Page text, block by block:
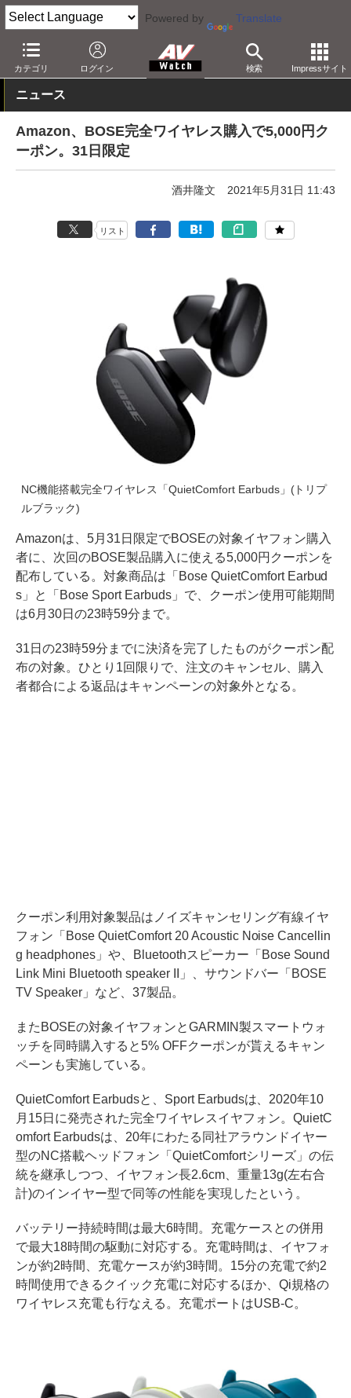
Powered by Translate
カテゴリ ログイン 検索 Impressサイト
AV Watch 動向 ショップ セール
ニュース
Amazon、BOSE完全ワイヤレス購入で5,000円ク
ーポン。31日限定
酒井隆文 2021年5月31日 11:43
リスト
NC機能搭載完全ワイヤレス「QuietComfort Earbuds」(トリプ
ルブラック)
Amazonは、5月31日限定でBOSEの対象イヤフォン購入
者に、次回のBOSE製品購入に使える5,000円クーポンを
配布している。対象商品は「Bose QuietComfort Earbud
s」と「Bose Sport Earbuds」で、クーポン使用可能期間
は6月30日の23時59分まで。
31日の23時59分までに決済を完了したものがクーポン配
布の対象。ひとり1回限りで、注文のキャンセル、購入
者都合による返品はキャンペーンの対象外となる。
クーポン利用対象製品はノイズキャンセリング有線イヤ
フォン「Bose QuietComfort 20 Acoustic Noise Cancellin
g headphones」や、Bluetoothスピーカー「Bose Sound
Link Mini Bluetooth speaker II」、サウンドバー「BOSE
TV Speaker」など、37製品。
またBOSEの対象イヤフォンとGARMIN製スマートウォ
ッチを同時購入すると5% OFFクーポンが貰えるキャン
ペーンも実施している。
QuietComfort Earbudsと、Sport Earbudsは、2020年10
月15日に発売された完全ワイヤレスイヤフォン。QuietC
omfort Earbudsは、20年にわたる同社アラウンドイヤー
型のNC搭載ヘッドフォン「QuietComfortシリーズ」の伝
統を継承しつつ、イヤフォン長2.6cm、重量13g(左右合
計)のインイヤー型で同等の性能を実現したという。
バッテリー持続時間は最大6時間。充電ケースとの併用
で最大18時間の駆動に対応する。充電時間は、イヤフォ
ンが約2時間、充電ケースが約3時間。15分の充電で約2
時間使用できるクイック充電に対応するほか、Qi規格の
ワイヤレス充電も行なえる。充電ポートはUSB-C。